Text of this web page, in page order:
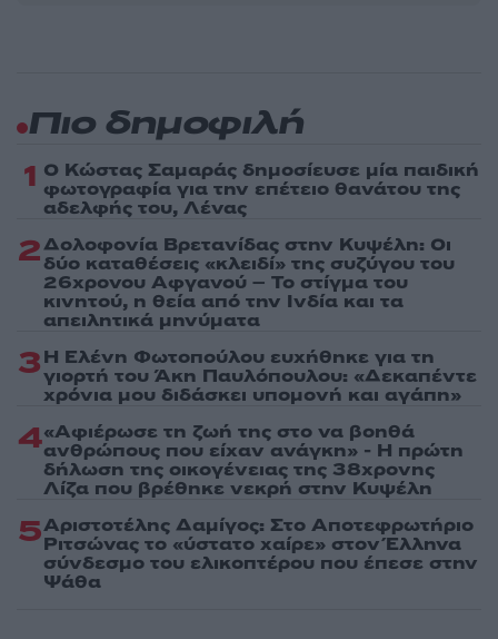
Πιο δημοφιλή
1 Ο Κώστας Σαμαράς δημοσίευσε μία παιδική
φωτογραφία για την επέτειο θανάτου της
αδελφής του, Λένας
2Δολοφονία Βρετανίδας στην Κυψέλη: Οι
δύο καταθέσεις «κλειδί» της συζύγου του
26χρονου Αφγανού – Το στίγμα του
κινητού, η θεία από την Ινδία και τα
απειλητικά μηνύματα
3Η Ελένη Φωτοπούλου ευχήθηκε για τη
γιορτή του Άκη Παυλόπουλου: «Δεκαπέντε
χρόνια μου διδάσκει υπομονή και αγάπη»
4«Αφιέρωσε τη ζωή της στο να βοηθά
ανθρώπους που είχαν ανάγκη» - Η πρώτη
δήλωση της οικογένειας της 38χρονης
Λίζα που βρέθηκε νεκρή στην Κυψέλη
5Αριστοτέλης Δαμίγος: Στο Αποτεφρωτήριο
Ριτσώνας το «ύστατο χαίρε» στον Έλληνα
σύνδεσμο του ελικοπτέρου που έπεσε στην
Ψάθα